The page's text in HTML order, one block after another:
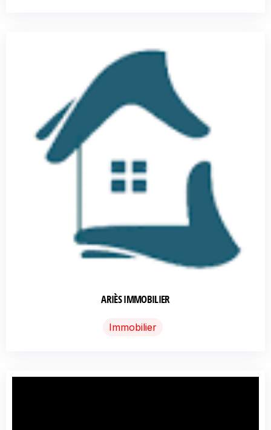
ARIÈS IMMOBILIER
Immobilier